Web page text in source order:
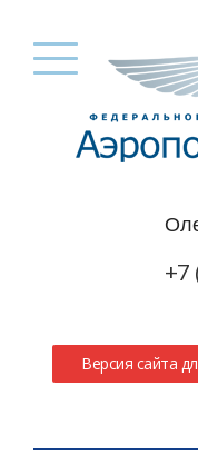
+7
Версия сайта